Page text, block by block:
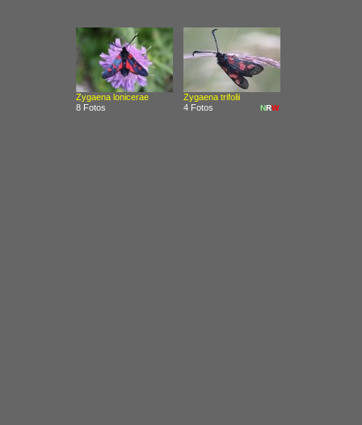
Zygaena lonicerae
8 Fotos
Zygaena trifolii
4 Fotos
NRW